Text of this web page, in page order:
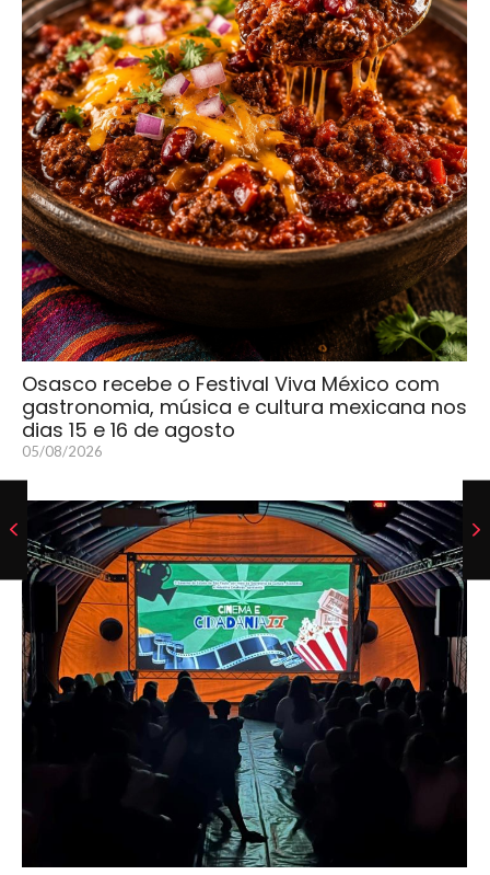
Osasco recebe o Festival Viva México com
gastronomia, música e cultura mexicana nos
dias 15 e 16 de agosto
05/08/2026